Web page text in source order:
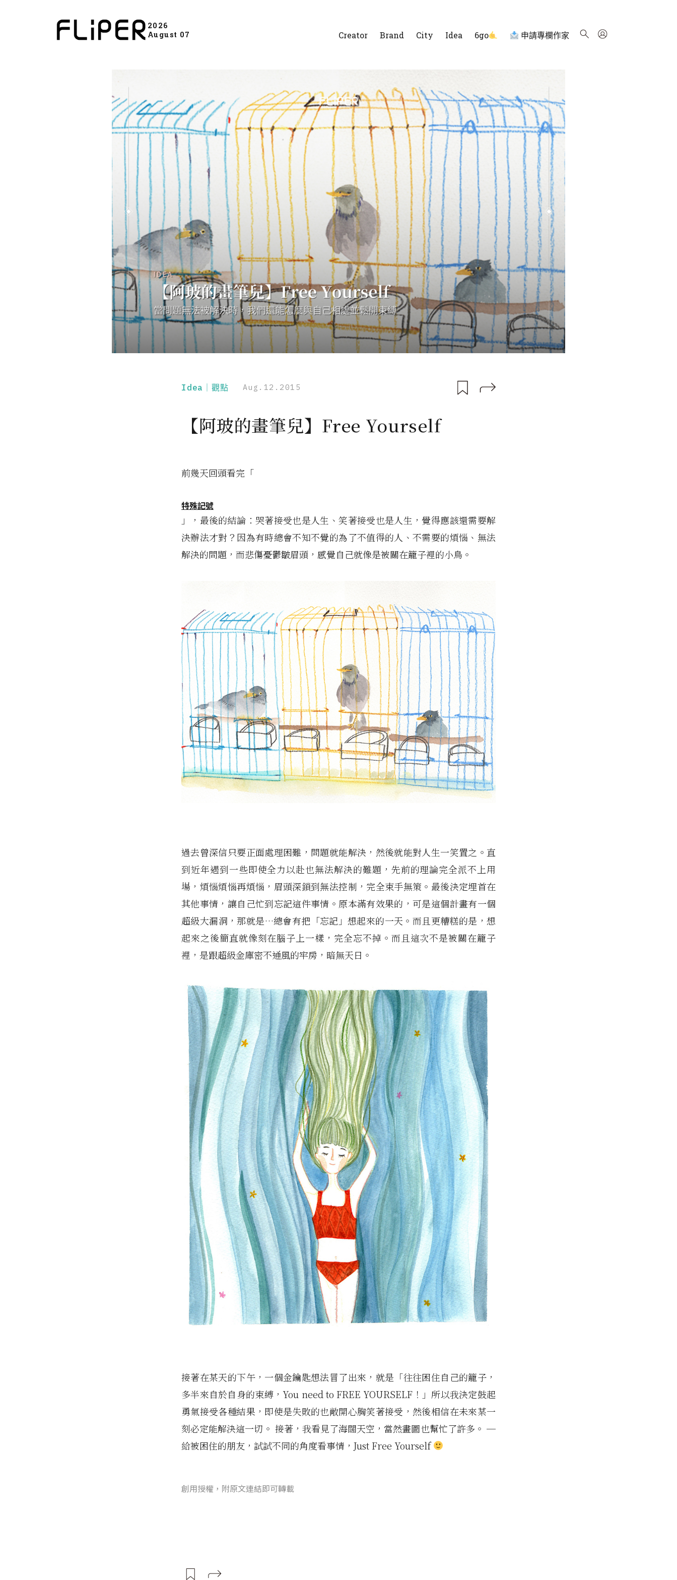
2026
August 07
Creator Brand City Idea 6go 申請專欄作家
Idea｜觀點 Aug.12.2015
【阿玻的畫筆兒】Free Yourself
前幾天回頭看完「
特殊記號
」，最後的結論：哭著接受也是人生、笑著接受也是人生，覺得應該還需要解
決辦法才對？因為有時總會不知不覺的為了不值得的人、不需要的煩惱、無法
解決的問題，而悲傷憂鬱皺眉頭，感覺自己就像是被關在籠子裡的小鳥。
過去曾深信只要正面處理困難，問題就能解決，然後就能對人生一笑置之。直
到近年遇到一些即使全力以赴也無法解決的難題，先前的理論完全派不上用
場，煩惱煩惱再煩惱，眉頭深鎖到無法控制，完全束手無策。最後決定埋首在
其他事情，讓自己忙到忘記這件事情。原本滿有效果的，可是這個計畫有一個
超級大漏洞，那就是…總會有把「忘記」想起來的一天。而且更糟糕的是，想
起來之後簡直就像刻在腦子上一樣，完全忘不掉。而且這次不是被關在籠子
裡，是跟超級金庫密不通風的牢房，暗無天日。
接著在某天的下午，一個金鑰匙想法冒了出來，就是「往往困住自己的籠子，
多半來自於自身的束縛，You need to FREE YOURSELF！」所以我決定鼓起
勇氣接受各種結果，即使是失敗的也敞開心胸笑著接受，然後相信在未來某一
刻必定能解決這一切。 接著，我看見了海闊天空，當然畫圖也幫忙了許多。 ─
給被困住的朋友，試試不同的角度看事情，Just Free Yourself
創用授權，附原文連結即可轉載